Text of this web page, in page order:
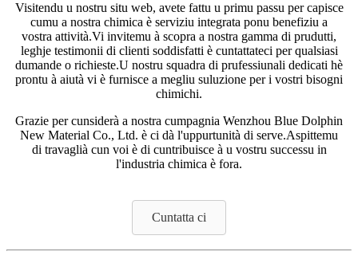
Visitendu u nostru situ web, avete fattu u primu passu per capisce
cumu a nostra chimica è serviziu integrata ponu benefiziu a
vostra attività.Vi invitemu à scopra a nostra gamma di prudutti,
leghje testimonii di clienti soddisfatti è cuntattateci per qualsiasi
dumande o richieste.U nostru squadra di prufessiunali dedicati hè
prontu à aiutà vi è furnisce a megliu suluzione per i vostri bisogni
chimichi.
Grazie per cunsiderà a nostra cumpagnia Wenzhou Blue Dolphin
New Material Co., Ltd. è ci dà l'uppurtunità di serve.Aspittemu
di travaglià cun voi è di cuntribuisce à u vostru successu in
l'industria chimica è fora.
Cuntatta ci